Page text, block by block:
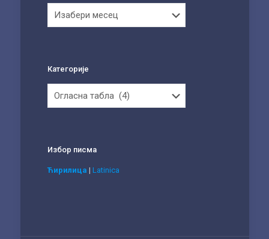
Категорије
Избор писма
Ћирилица | Latinica